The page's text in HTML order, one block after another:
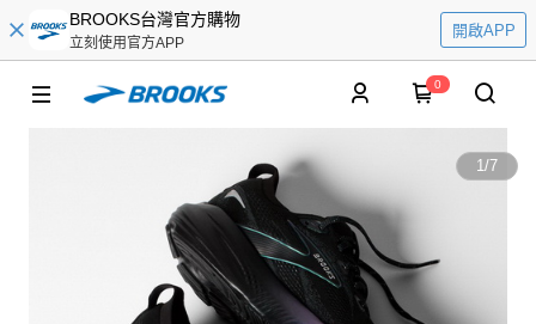
BROOKS台灣官方購物
立刻使用官方APP
開啟APP
0
1/7